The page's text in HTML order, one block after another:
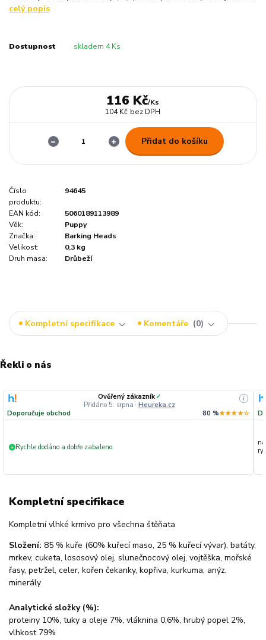
celý popis
Dostupnost skladem 4 Ks
116 Kč/Ks
104 Kč bez DPH
Přidat do košíku
Číslo
produktu:
94645
EAN kód:
5060189113989
Věk:
Puppy
Značka:
Barking Heads
Velikost:
0,3 kg
Druh masa:
Drůbeží
Kompletní specifikace Komentáře 0
Řekli o nás
Ověřený zákazník✓
Přidáno 5. srpna · Heureka.cz
i
Doporučuje obchod 80 %★★★★☆
+ Rychle dodáno a dobře zabaleno.
Kompletní specifikace
Kompletní vlhké krmivo pro všechna štěňata
Složení: 85 % kuře (60% kuřecí maso, 25 % kuřecí vývar), batáty,
mrkev, cuketa, lososový olej, slunečnocový olej, vojtěška, mořské
řasy, petržel, celer, kořen čekanky, kopřiva, kurkuma, anýz,
minerály
Analytické složky (%):
proteiny 10%, tuky a oleje 7%, vláknina 0,6%, hrubý popel 2%,
vlhkost 79%